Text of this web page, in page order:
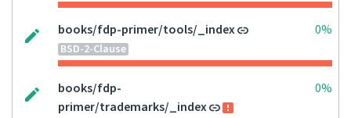
books/fdp-primer/tools/_index
BSD-2-Clause
0%
books/fdp-
primer/trademarks/_index
0%